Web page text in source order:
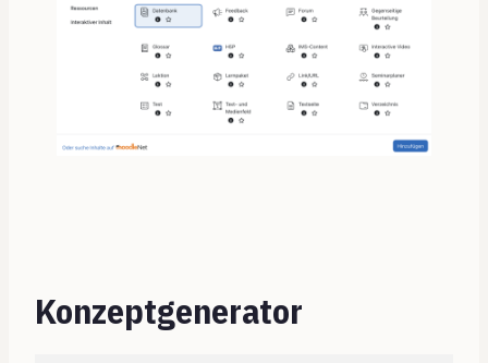
Konzeptgenerator